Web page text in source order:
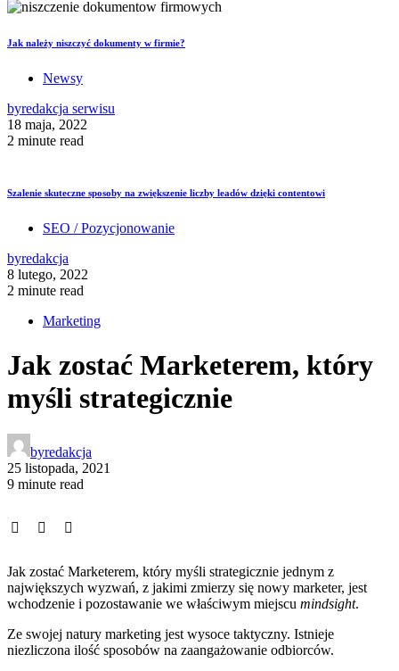
Jak należy niszczyć dokumenty w firmie?
Newsy
byredakcja serwisu
18 maja, 2022
2 minute read
Szalenie skuteczne sposoby na zwiększenie liczby leadów dzięki contentowi
SEO / Pozycjonowanie
byredakcja
8 lutego, 2022
2 minute read
Marketing
Jak zostać Marketerem, który
myśli strategicznie
byredakcja
25 listopada, 2021
9 minute read
Jak zostać Marketerem, który myśli strategicznie jednym z
największych wyzwań, z jakimi zmierzy się nowy marketer, jest
wchodzenie i pozostawanie we właściwym miejscu mindsight.
Ze swojej natury marketing jest wysoce taktyczny. Istnieje
niezliczona ilość sposobów na zaangażowanie odbiorców.